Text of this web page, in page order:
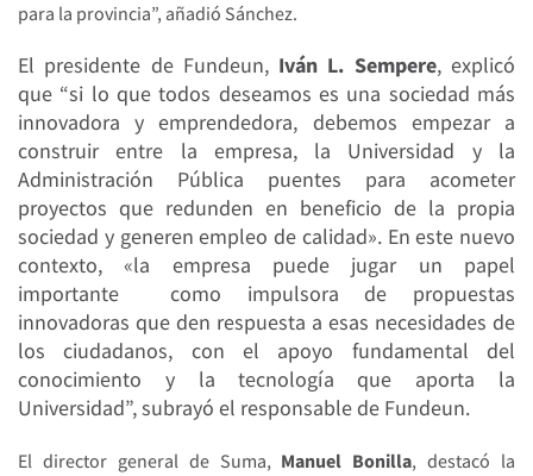
para la provincia”, añadió Sánchez.
El presidente de Fundeun, Iván L. Sempere, explicó
que “si lo que todos deseamos es una sociedad más
innovadora y emprendedora, debemos empezar a
construir entre la empresa, la Universidad y la
Administración Pública puentes para acometer
proyectos que redunden en beneficio de la propia
sociedad y generen empleo de calidad». En este nuevo
contexto, «la empresa puede jugar un papel
importante como impulsora de propuestas
innovadoras que den respuesta a esas necesidades de
los ciudadanos, con el apoyo fundamental del
conocimiento y la tecnología que aporta la
Universidad”, subrayó el responsable de Fundeun.
El director general de Suma, Manuel Bonilla, destacó la